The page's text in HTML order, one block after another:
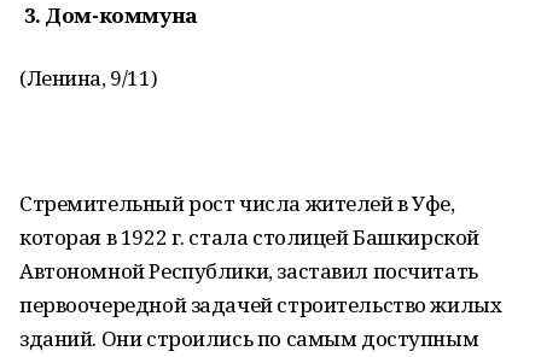
3. Дом-коммуна
(Ленина, 9/11)
Стремительный рост числа жителей в Уфе,
которая в 1922 г. стала столицей Башкирской
Автономной Республики, заставил посчитать
первоочередной задачей строительство жилых
зданий. Они строились по самым доступным